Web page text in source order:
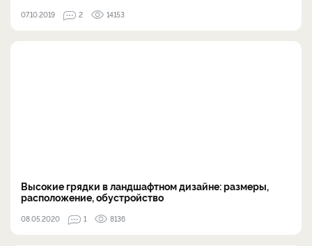
07.10.2019 2 14153
Высокие грядки в ландшафтном дизайне: размеры,
расположение, обустройство
08.05.2020 1 8136